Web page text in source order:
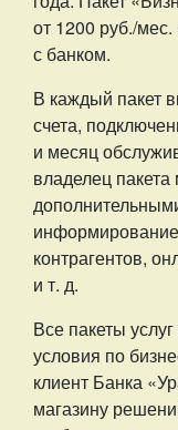
от 1200 руб./
с банком.
В каждый пакет
счета,
и месяц
владелец
контрагентов,
и т. д.
Все пакеты
условия по
клиент Банка
магазину